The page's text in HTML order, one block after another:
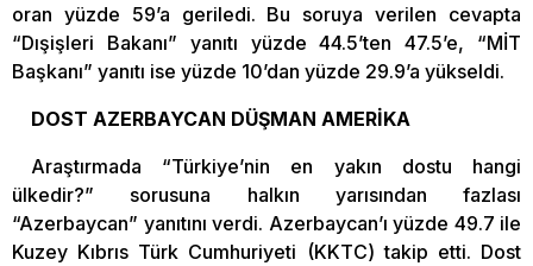
oran yüzde 59’a geriledi. Bu soruya verilen cevapta
“Dışişleri Bakanı” yanıtı yüzde 44.5’ten 47.5’e, “MİT
Başkanı” yanıtı ise yüzde 10’dan yüzde 29.9’a yükseldi.
DOST AZERBAYCAN DÜŞMAN AMERİKA
Araştırmada “Türkiye’nin en yakın dostu hangi
ülkedir?” sorusuna halkın yarısından fazlası
“Azerbaycan” yanıtını verdi. Azerbaycan’ı yüzde 49.7 ile
Kuzey Kıbrıs Türk Cumhuriyeti (KKTC) takip etti. Dost